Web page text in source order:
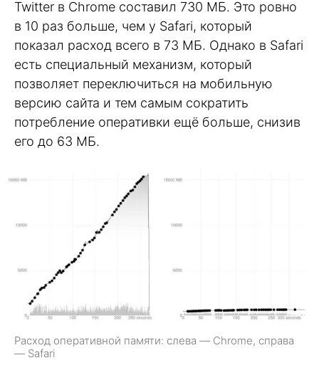
Twitter в Chrome составил 730 МБ. Это ровно
в 10 раз больше, чем у Safari, который
показал расход всего в 73 МБ. Однако в Safari
есть специальный механизм, который
позволяет переключиться на мобильную
версию сайта и тем самым сократить
потребление оперативки ещё больше, снизив
его до 63 МБ.
Расход оперативной памяти: слева — Chrome, справа
— Safari